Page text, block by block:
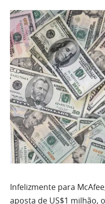
Infelizmente para
aposta de US$1 milhão,